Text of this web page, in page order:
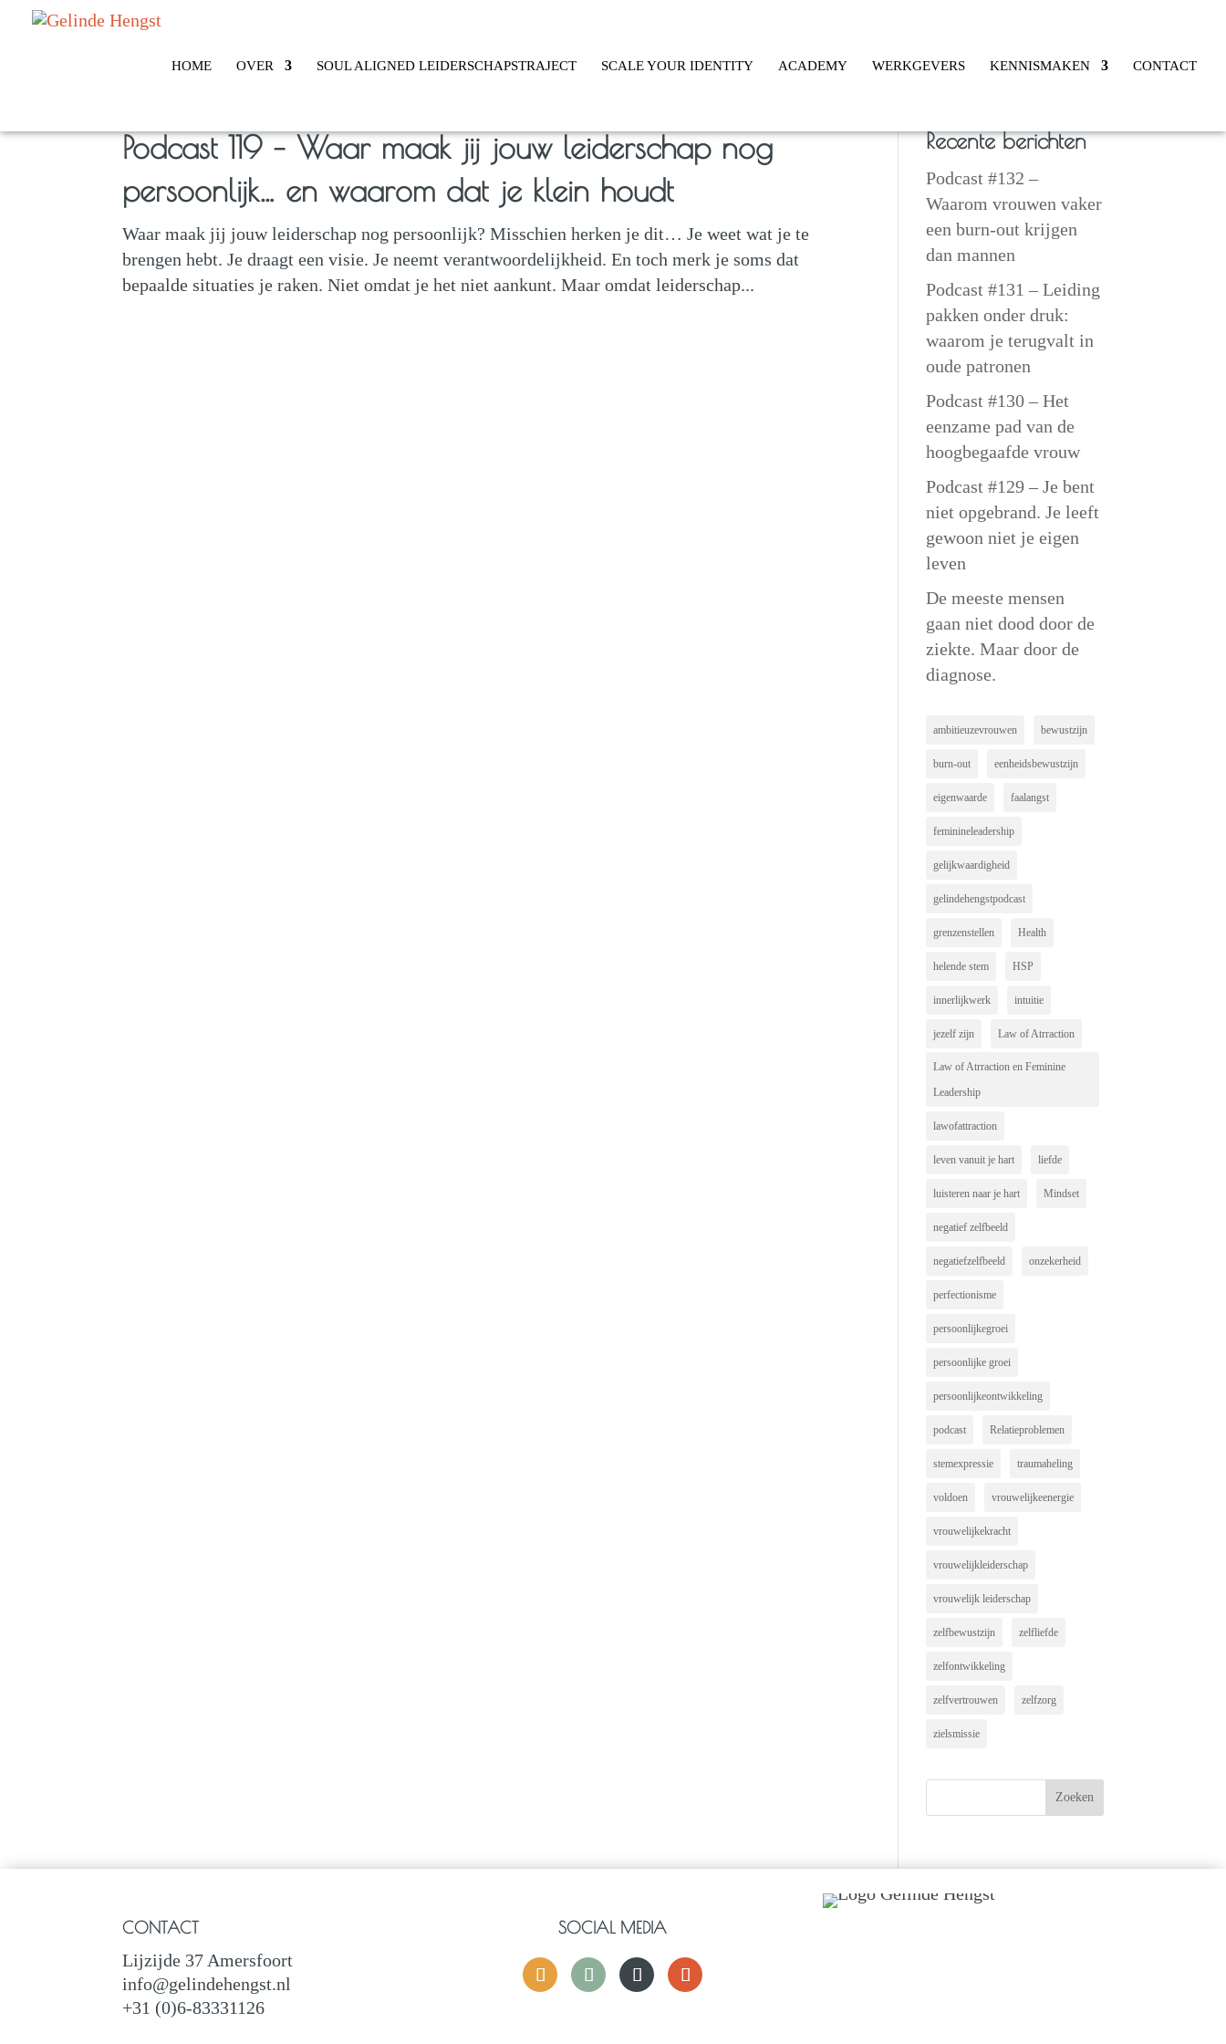
HOME OVER SOUL ALIGNED LEIDERSCHAPSTRAJECT SCALE YOUR IDENTITY ACADEMY WERKGEVERS KENNISMAKEN CONTACT
Podcast 119 – Waar maak jij jouw leiderschap nog
persoonlijk… en waarom dat je klein houdt
Waar maak jij jouw leiderschap nog persoonlijk? Misschien herken je dit… Je weet wat je te
brengen hebt. Je draagt een visie. Je neemt verantwoordelijkheid. En toch merk je soms dat
bepaalde situaties je raken. Niet omdat je het niet aankunt. Maar omdat leiderschap...
Recente berichten
Podcast #132 –
Waarom vrouwen vaker
een burn-out krijgen
dan mannen
Podcast #131 – Leiding
pakken onder druk:
waarom je terugvalt in
oude patronen
Podcast #130 – Het
eenzame pad van de
hoogbegaafde vrouw
Podcast #129 – Je bent
niet opgebrand. Je leeft
gewoon niet je eigen
leven
De meeste mensen
gaan niet dood door de
ziekte. Maar door de
diagnose.
ambitieuzevrouwen bewustzijn
burn-out eenheidsbewustzijn
eigenwaarde faalangst
feminineleadership
gelijkwaardigheid
gelindehengstpodcast
grenzenstellen Health
helende stem HSP
innerlijkwerk intuitie
jezelf zijn Law of Atrraction
Law of Atrraction en Feminine
Leadership
lawofattraction
leven vanuit je hart liefde
luisteren naar je hart Mindset
negatief zelfbeeld
negatiefzelfbeeld onzekerheid
perfectionisme
persoonlijkegroei
persoonlijke groei
persoonlijkeontwikkeling
podcast Relatieproblemen
stemexpressie traumaheling
voldoen vrouwelijkeenergie
vrouwelijkekracht
vrouwelijkleiderschap
vrouwelijk leiderschap
zelfbewustzijn zelfliefde
zelfontwikkeling
zelfvertrouwen zelfzorg
zielsmissie
CONTACT
Lijzijde 37 Amersfoort
info@gelindehengst.nl
+31 (0)6-83331126
SOCIAL MEDIA